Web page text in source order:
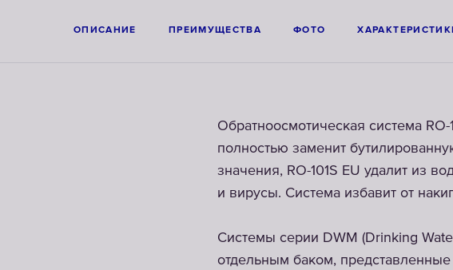
ОПИСАНИЕ ПРЕИМУЩЕСТВА ФОТО
Обратноосмотическая система
полностью заменит
значения, RO-101S EU удалит из
и вирусы. Система избавит от
Системы серии DWM (Drinking
отдельным баком,